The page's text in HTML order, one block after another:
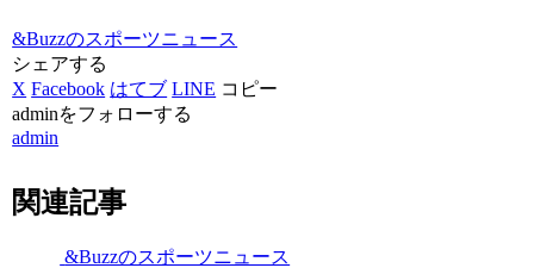
&Buzzのスポーツニュース
シェアする
X Facebook はてブ LINE コピー
adminをフォローする
admin
関連記事
&Buzzのスポーツニュース